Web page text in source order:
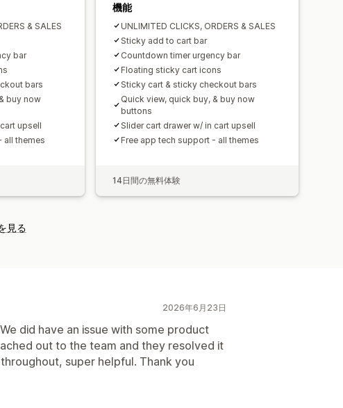
& SALES
bar
bars
buy now
upsell
all themes
機能
UNLIMITED CLICKS, ORDERS & SALES
Sticky add to cart bar
Countdown timer urgency bar
Floating sticky cart icons
Sticky cart & sticky checkout bars
Quick view, quick buy, & buy now
buttons
Slider cart drawer w/ in cart upsell
Free app tech support - all themes
14日間の無料体験
見る
2026年6月23日
did have an issue with some product
out to the team and they resolved it
super helpful. Thank you